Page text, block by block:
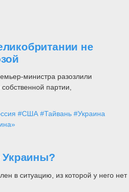
не
министра разозлили
собственной партии,
#США #Тайвань #Украина
Украины?
в ситуацию, из которой у него нет